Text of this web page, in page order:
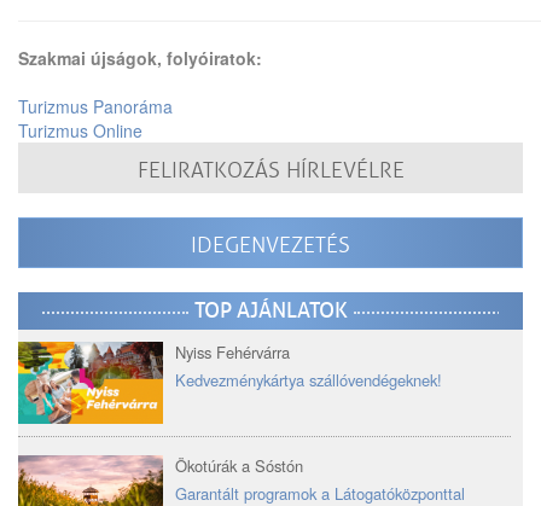
Szakmai újságok, folyóiratok:
Turizmus Panoráma
Turizmus Online
FELIRATKOZÁS HÍRLEVÉLRE
IDEGENVEZETÉS
TOP AJÁNLATOK
Nyiss Fehérvárra
Kedvezménykártya szállóvendégeknek!
Ökotúrák a Sóstón
Garantált programok a Látogatóközponttal